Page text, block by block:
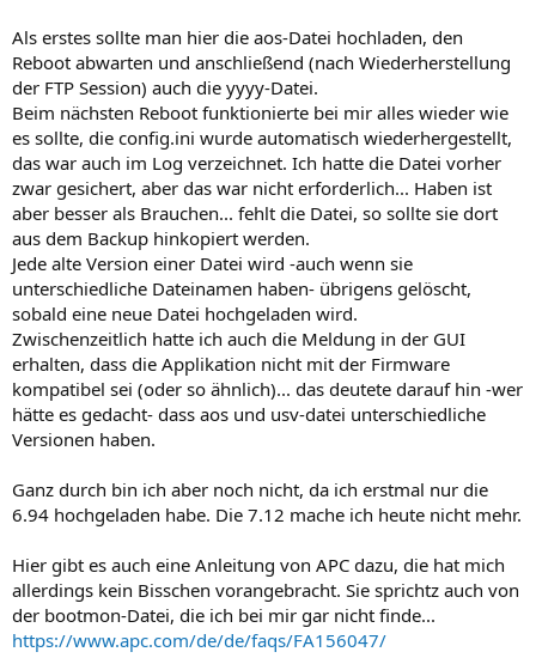
Als erstes sollte man hier die aos-Datei hochladen, den
Reboot abwarten und anschließend (nach Wiederherstellung
der FTP Session) auch die yyyy-Datei.
Beim nächsten Reboot funktionierte bei mir alles wieder wie
es sollte, die config.ini wurde automatisch wiederhergestellt,
das war auch im Log verzeichnet. Ich hatte die Datei vorher
zwar gesichert, aber das war nicht erforderlich... Haben ist
aber besser als Brauchen... fehlt die Datei, so sollte sie dort
aus dem Backup hinkopiert werden.
Jede alte Version einer Datei wird -auch wenn sie
unterschiedliche Dateinamen haben- übrigens gelöscht,
sobald eine neue Datei hochgeladen wird.
Zwischenzeitlich hatte ich auch die Meldung in der GUI
erhalten, dass die Applikation nicht mit der Firmware
kompatibel sei (oder so ähnlich)... das deutete darauf hin -wer
hätte es gedacht- dass aos und usv-datei unterschiedliche
Versionen haben.
Ganz durch bin ich aber noch nicht, da ich erstmal nur die
6.94 hochgeladen habe. Die 7.12 mache ich heute nicht mehr.
Hier gibt es auch eine Anleitung von APC dazu, die hat mich
allerdings kein Bisschen vorangebracht. Sie sprichtz auch von
der bootmon-Datei, die ich bei mir gar nicht finde...
https://www.apc.com/de/de/faqs/FA156047/